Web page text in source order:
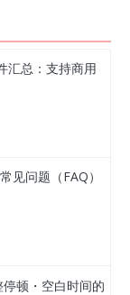
汇总：支持商用
见问题（FAQ）
顿・空白时间的